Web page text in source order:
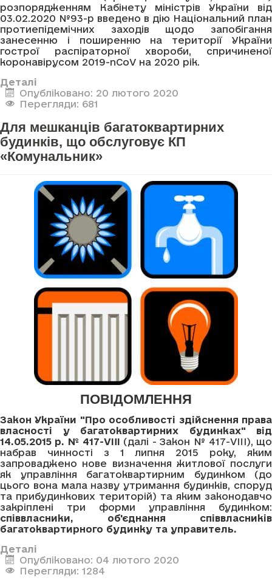
розпорядженням Кабінету міністрів України від
03.02.2020 №93-р введено в дію Національний план
протиепідемічних заходів щодо запобігання
занесенню і поширенню на території України
гострої распіраторної хвороби, спричиненої
коронавірусом 2019-nCoV на 2020 рік.
Деталі
Опубліковано: 20 лютого 2020
Перегляди: 681
Для мешканців багатоквартирних
будинків, що обслуговує КП
«Комунальник»
ПОВІДОМЛЕННЯ
Закон України "Про особливості здійснення права
власності у багатоквартирних будинках" від
14.05.2015 р. № 417-VIII (далі - Закон № 417-VIII), що
набрав чинності з 1 липня 2015 року, яким
запроваджено нове визначення житлової послуги
як управління багатоквартирним будинком (до
цього вона мала назву утримання будинків, споруд
та прибудинкових територій) та яким законодавчо
закріплені три форми управління будинком:
співвласники, об'єднання співвласників
багатоквартирного будинку та управитель.
Деталі
Опубліковано: 04 лютого 2020
Перегляди: 1284